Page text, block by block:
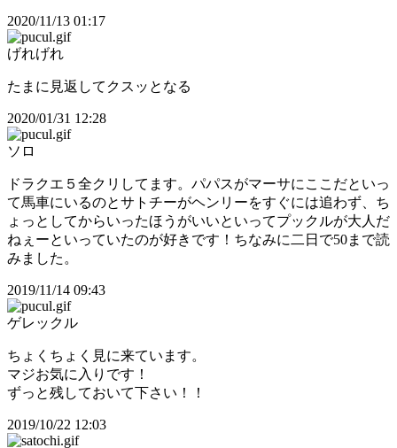
2020/11/13 01:17
げれげれ
たまに見返してクスッとなる
2020/01/31 12:28
ソロ
ドラクエ５全クリしてます。パパスがマーサにここだといっ
て馬車にいるのとサトチーがヘンリーをすぐには追わず、ち
ょっとしてからいったほうがいいといってプックルが大人だ
ねぇーといっていたのが好きです！ちなみに二日で50まで読
みました。
2019/11/14 09:43
ゲレックル
ちょくちょく見に来ています。
マジお気に入りです！
ずっと残しておいて下さい！！
2019/10/22 12:03